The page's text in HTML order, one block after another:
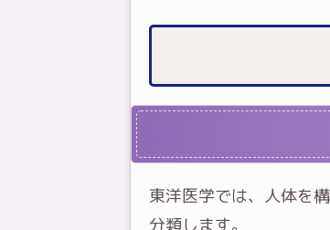
東洋医学では、人体を
分類します。